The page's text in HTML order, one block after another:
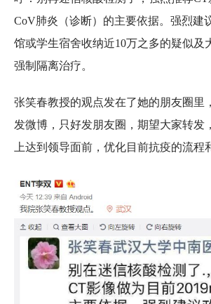
CoV肺炎（诊断）的主要依据。强烈建
馆或学生宿舍收纳近10万之多的疑似及
强制隔离治疗。
张笑春教授的观点发在了她的朋友圈里
发微博，只好发朋友圈，期望大家转发
上达到领导面前，优化目前抗疫的流程